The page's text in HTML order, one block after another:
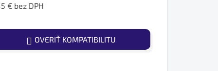
€ bez DPH
OVERIŤ KOMPATIBILITU